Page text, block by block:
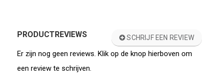
PRODUCTREVIEWS SCHRIJF EEN REVIEW
Er zijn nog geen reviews. Klik op de knop hierboven om
een review te schrijven.